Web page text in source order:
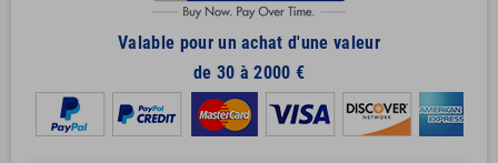
Valable pour un achat d'une valeur
de 30 à 2000 €